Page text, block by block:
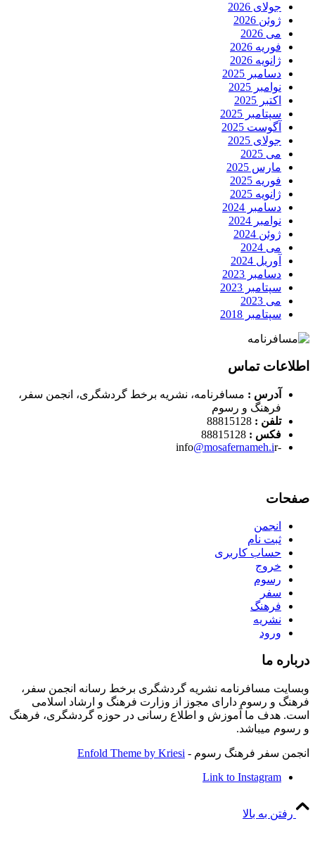
جولای 2026
ژوئن 2026
می 2026
فوریه 2026
ژانویه 2026
دسامبر 2025
نوامبر 2025
اکتبر 2025
سپتامبر 2025
آگوست 2025
جولای 2025
می 2025
مارس 2025
فوریه 2025
ژانویه 2025
دسامبر 2024
نوامبر 2024
ژوئن 2024
می 2024
آوریل 2024
دسامبر 2023
سپتامبر 2023
می 2023
سپتامبر 2018
اطلاعات تماس
آدرس : مسافرنامه، نشریه برخط گردشگری، انجمن سفر،
فرهنگ و رسوم
تلفن :
فکس :
-info
@mosafernameh.ir
صفحات
انجمن
ثبت نام
حساب کاربری
خروج
رسوم
سفر
فرهنگ
نشریه
ورود
درباره ما
وبسایت مسافرنامه نشریه گردشگری برخط رسانه انجمن سفر،
فرهنگ و رسوم دارای مجوز از وزارت فرهنگ و ارشاد اسلامی
است. هدف ما آموزش و اطلاع رسانی در حوزه گردشگری، فرهنگ
و رسوم میباشد.
انجمن سفر فرهنگ رسوم - Enfold Theme by Kriesi
Link to Instagram
رفتن به بالا